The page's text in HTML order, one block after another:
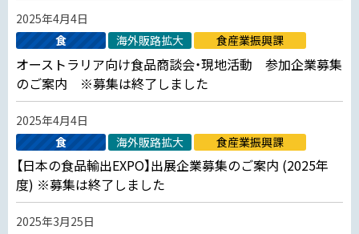
2025年4月4日
食
海外販路拡大 食産業振興課
オーストラリア向け食品商談会・現地活動 参加企業募集
のご案内 ※募集は終了しました
2025年4月4日
食
海外販路拡大 食産業振興課
【日本の食品輸出EXPO】出展企業募集のご案内 (2025年
度) ※募集は終了しました
2025年3月25日